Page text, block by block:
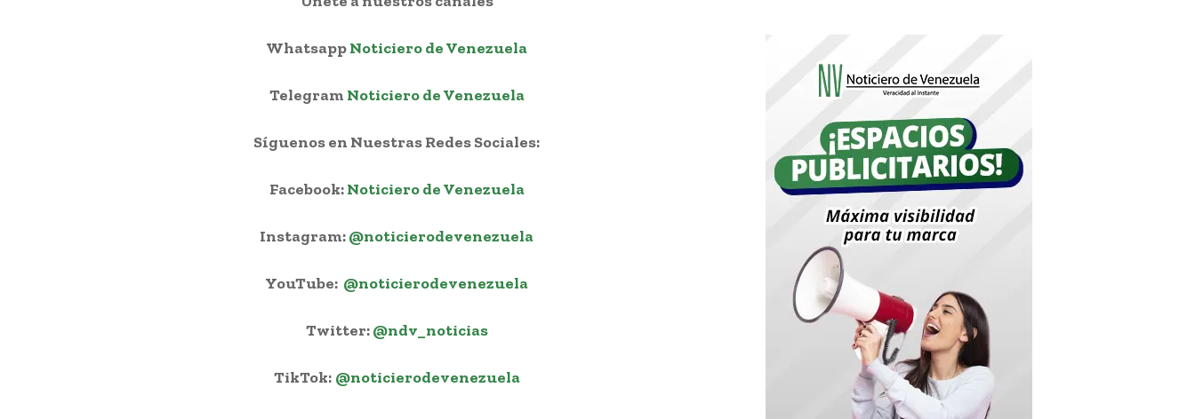
WhatsappNoticiero de Venezuela
Telegram Noticiero de Venezuela
Síguenos en Nuestras Redes Sociales:
Facebook:Noticiero de Venezuela
Instagram:@noticierodevenezuela
YouTube: @noticierodevenezuela
Twitter:@ndv_noticias
TikTok: @noticierodevenezuela